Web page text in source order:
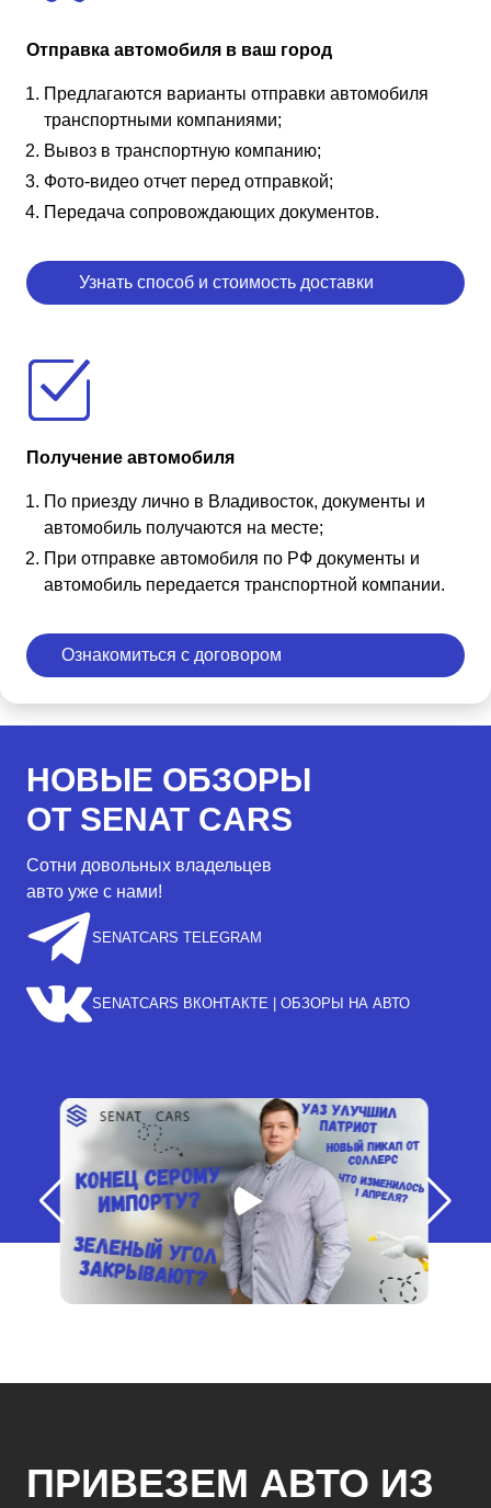
Отправка автомобиля в ваш город
Предлагаются варианты отправки автомобиля
транспортными компаниями;
Вывоз в транспортную компанию;
Фото-видео отчет перед отправкой;
Передача сопровождающих документов.
Узнать способ и стоимость доставки
Получение автомобиля
По приезду лично в Владивосток, документы и
автомобиль получаются на месте;
При отправке автомобиля по РФ документы и
автомобиль передается транспортной компании.
Ознакомиться с договором
НОВЫЕ ОБЗОРЫ
ОТ SENAT CARS
Сотни довольных владельцев
авто уже с нами!
SENATCARS TELEGRAM
SENATCARS ВКОНТАКТЕ | ОБЗОРЫ НА АВТО
ПРИВЕЗЕМ АВТО ИЗ